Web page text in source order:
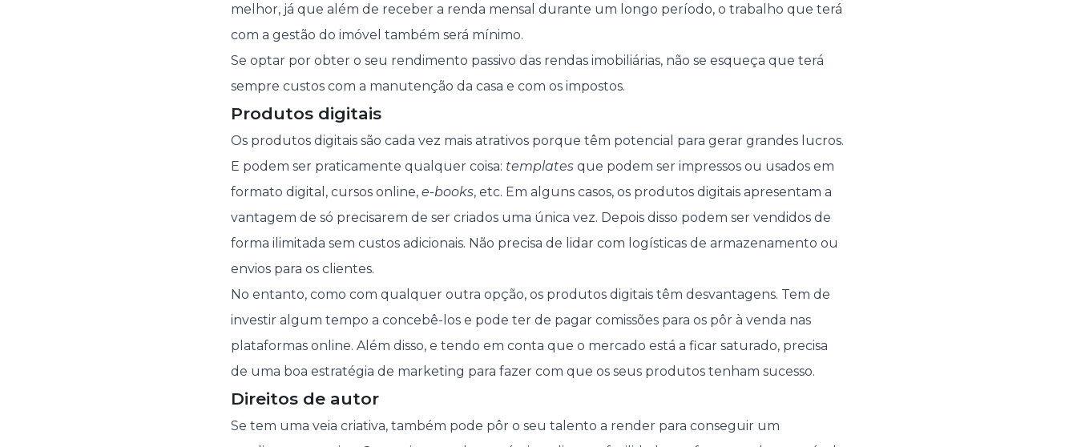
melhor, já que além de receber a renda mensal durante um longo período, o trabalho que terá
com a gestão do imóvel também será mínimo.
Se optar por obter o seu rendimento passivo das rendas imobiliárias, não se esqueça que terá
sempre custos com a manutenção da casa e com os impostos.
Produtos digitais
Os produtos digitais são cada vez mais atrativos porque têm potencial para gerar grandes lucros.
E podem ser praticamente qualquer coisa: templates que podem ser impressos ou usados em
formato digital, cursos online, e-books, etc. Em alguns casos, os produtos digitais apresentam a
vantagem de só precisarem de ser criados uma única vez. Depois disso podem ser vendidos de
forma ilimitada sem custos adicionais. Não precisa de lidar com logísticas de armazenamento ou
envios para os clientes.
No entanto, como com qualquer outra opção, os produtos digitais têm desvantagens. Tem de
investir algum tempo a concebê-los e pode ter de pagar comissões para os pôr à venda nas
plataformas online. Além disso, e tendo em conta que o mercado está a ficar saturado, precisa
de uma boa estratégia de marketing para fazer com que os seus produtos tenham sucesso.
Direitos de autor
Se tem uma veia criativa, também pode pôr o seu talento a render para conseguir um